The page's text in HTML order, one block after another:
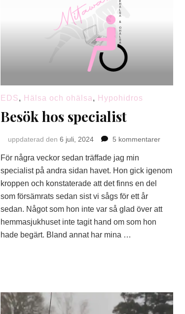
EDS, Hälsa och ohälsa, Hypohidros
Besök hos specialist
uppdaterad den 6 juli, 2024 5 kommentarertill
specialist
För några veckor sedan träffade jag min
specialist på andra sidan havet. Hon gick igenom
kroppen och konstaterade att det finns en del
som försämrats sedan sist vi sågs för ett år
sedan. Något som hon inte var så glad över att
hemmasjukhuset inte tagit hand om som hon
hade begärt. Bland annat har mina …